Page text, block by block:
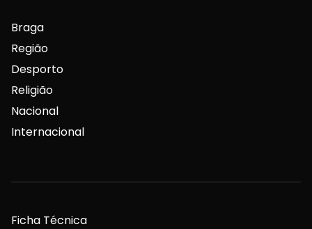
Braga
Região
Desporto
Religião
Nacional
Internacional
Ficha Técnica